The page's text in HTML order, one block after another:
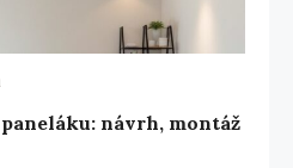
návrh, montáž